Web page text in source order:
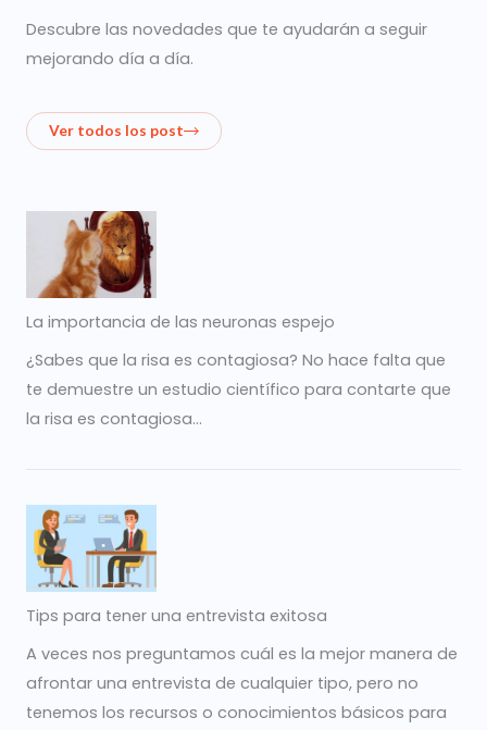
Descubre las novedades que te ayudarán a seguir
mejorando día a día.
Ver todos los post
La importancia de las neuronas espejo
¿Sabes que la risa es contagiosa? No hace falta que
te demuestre un estudio científico para contarte que
la risa es contagiosa…
Tips para tener una entrevista exitosa
A veces nos preguntamos cuál es la mejor manera de
afrontar una entrevista de cualquier tipo, pero no
tenemos los recursos o conocimientos básicos para